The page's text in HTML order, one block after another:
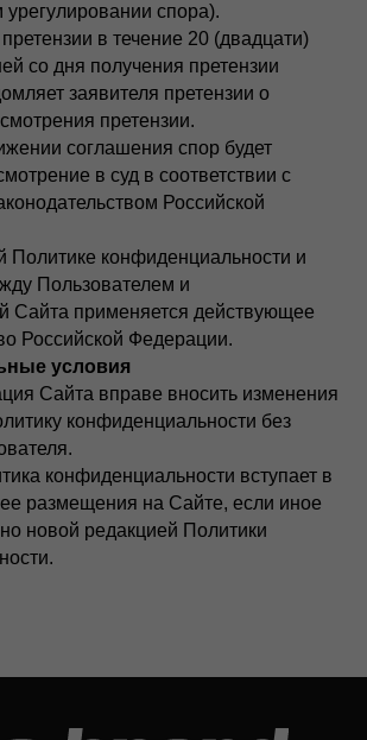
спора).
в течение 20 (двадцати)
со дня получения претензии
заявителя претензии о
претензии.
соглашения спор будет
в суд в соответствии с
Российской
Политике конфиденциальности и
Пользователем и
Сайта применяется действующее
Российской Федерации.
условия
Сайта вправе вносить изменения
конфиденциальности без
конфиденциальности вступает в
размещения на Сайте, если иное
новой редакцией Политики